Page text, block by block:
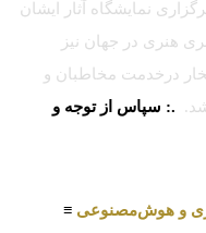
نمایشگاه آثار ایشان
هنری در جهان نیز
درخدمت مخاطبان و
.: سپاس از توجه و
و هوش‌مصنوعی ≡